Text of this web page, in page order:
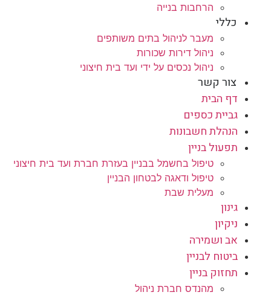
הרחבות בנייה
כללי
מעבר לניהול בתים משותפים
ניהול דירות שכורות
ניהול נכסים על ידי ועד בית חיצוני
צור קשר
דף הבית
גביית כספים
הנהלת חשבונות
תפעול בניין
טיפול בחשמל בבניין בעזרת חברת ועד בית חיצוני
טיפול ודאגה לבטחון הבניין
מעלית שבת
גינון
ניקיון
אב ושמירה
ביטוח לבניין
תחזוק בניין
מהנדס חברת ניהול